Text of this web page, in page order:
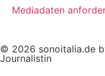
Mediadaten
© 2026 sonoitalia.de
Journalistin